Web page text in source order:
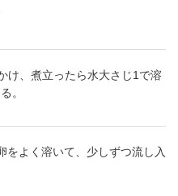
け、煮立ったら水大さじ1で溶
。
をよく溶いて、少しずつ流し入